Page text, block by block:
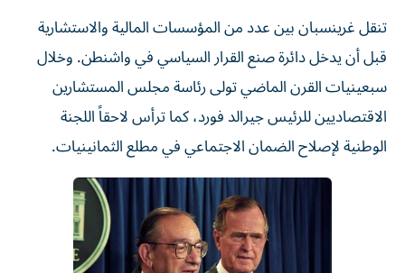
تنقل غرينسبان بين عدد من المؤسسات المالية والاستشارية
قبل أن يدخل دائرة صنع القرار السياسي في واشنطن. وخلال
سبعينيات القرن الماضي تولى رئاسة مجلس المستشارين
الاقتصاديين للرئيس جيرالد فورد، كما ترأس لاحقاً اللجنة
الوطنية لإصلاح الضمان الاجتماعي في مطلع الثمانينيات.